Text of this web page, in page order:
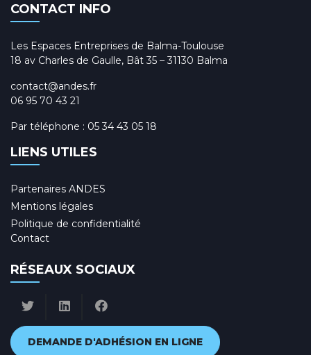
CONTACT INFO
Les Espaces Entreprises de Balma-Toulouse
18 av Charles de Gaulle, Bât 35 – 31130 Balma
contact@andes.fr
06 95 70 43 21
Par téléphone : 05 34 43 05 18
LIENS UTILES
Partenaires ANDES
Mentions légales
Politique de confidentialité
Contact
RÉSEAUX SOCIAUX
DEMANDE D'ADHÉSION EN LIGNE